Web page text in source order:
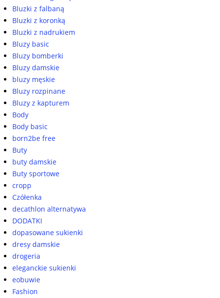
Bluzki z falbaną
Bluzki z koronką
Bluzki z nadrukiem
Bluzy basic
Bluzy bomberki
Bluzy damskie
bluzy męskie
Bluzy rozpinane
Bluzy z kapturem
Body
Body basic
born2be free
Buty
buty damskie
Buty sportowe
cropp
Czółenka
decathlon alternatywa
DODATKI
dopasowane sukienki
dresy damskie
drogeria
eleganckie sukienki
eobuwie
Fashion